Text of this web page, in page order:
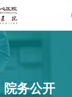
院务公开